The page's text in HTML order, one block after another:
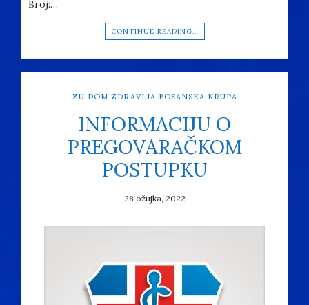
Broj:…
CONTINUE READING…
ZU DOM ZDRAVLJA BOSANSKA KRUPA
INFORMACIJU O
PREGOVARAČKOM
POSTUPKU
28 ožujka, 2022